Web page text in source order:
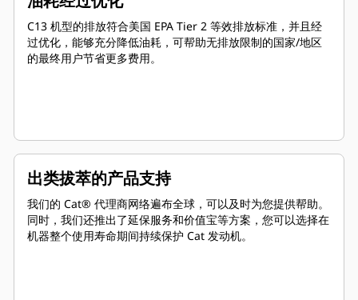
C13 机型的排放符合美国 EPA Tier 2 等效排放标准，并且经
过优化，能够充分降低油耗，可帮助无排放限制的国家/地区
的最终用户节省更多费用。
出类拔萃的产品支持
我们的 Cat® 代理商网络遍布全球，可以及时为您提供帮助。
同时，我们还推出了延保服务和价值宝等方案，您可以选择在
机器整个使用寿命期间持续保护 Cat 发动机。